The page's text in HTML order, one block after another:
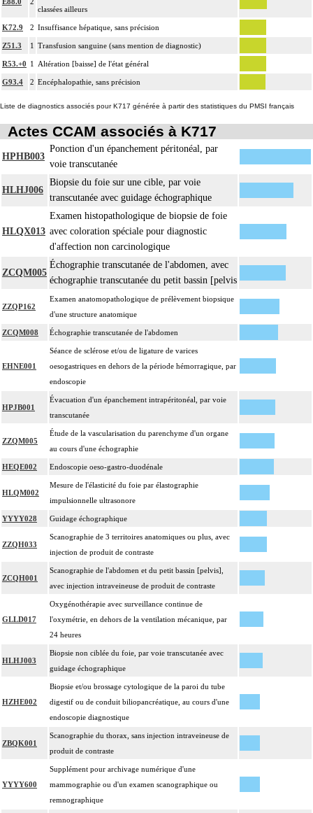
classées ailleurs
K72.9 2 Insuffisance hépatique, sans précision
Z51.3 1 Transfusion sanguine (sans mention de diagnostic)
R53.+0 1 Altération [baisse] de l'état général
G93.4 2 Encéphalopathie, sans précision
Liste de diagnostics associés pour K717 générée à partir des statistiques du PMSI français
Actes CCAM associés à K717
HPHB003
Ponction d'un épanchement péritonéal, par
voie transcutanée
HLHJ006
Biopsie du foie sur une cible, par voie
transcutanée avec guidage échographique
HLQX013
Examen histopathologique de biopsie de foie
avec coloration spéciale pour diagnostic
d'affection non carcinologique
ZCQM005
Échographie transcutanée de l'abdomen, avec
échographie transcutanée du petit bassin [pelvis
ZZQP162
Examen anatomopathologique de prélèvement biopsique
d'une structure anatomique
ZCQM008 Échographie transcutanée de l'abdomen
EHNE001
Séance de sclérose et/ou de ligature de varices
oesogastriques en dehors de la période hémorragique, par
endoscopie
HPJB001
Évacuation d'un épanchement intrapéritonéal, par voie
transcutanée
ZZQM005
Étude de la vascularisation du parenchyme d'un organe
au cours d'une échographie
HEQE002 Endoscopie oeso-gastro-duodénale
HLQM002
Mesure de l'élasticité du foie par élastographie
impulsionnelle ultrasonore
YYYY028 Guidage échographique
ZZQH033
Scanographie de 3 territoires anatomiques ou plus, avec
injection de produit de contraste
ZCQH001
Scanographie de l'abdomen et du petit bassin [pelvis],
avec injection intraveineuse de produit de contraste
GLLD017
Oxygénothérapie avec surveillance continue de
l'oxymétrie, en dehors de la ventilation mécanique, par
24 heures
HLHJ003
Biopsie non ciblée du foie, par voie transcutanée avec
guidage échographique
HZHE002
Biopsie et/ou brossage cytologique de la paroi du tube
digestif ou de conduit biliopancréatique, au cours d'une
endoscopie diagnostique
ZBQK001
Scanographie du thorax, sans injection intraveineuse de
produit de contraste
YYYY600
Supplément pour archivage numérique d'une
mammographie ou d'un examen scanographique ou
remnographique